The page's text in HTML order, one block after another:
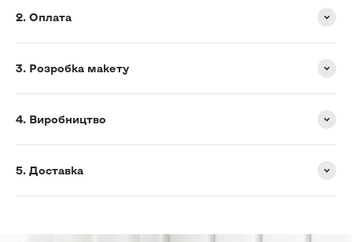
2. Оплата
3. Розробка макету
4. Виробництво
5. Доставка